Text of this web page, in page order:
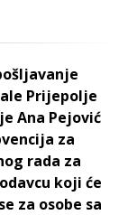
Prijepolje
Ana Pejović
za
rada za
koji će
za osobe sa